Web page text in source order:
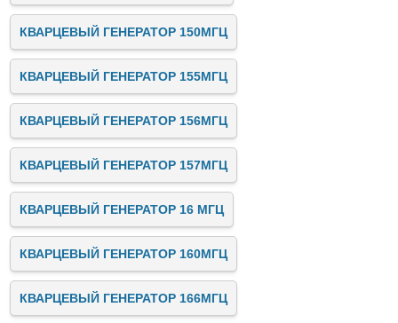
КВАРЦЕВЫЙ ГЕНЕРАТОР 150МГЦ
КВАРЦЕВЫЙ ГЕНЕРАТОР 155МГЦ
КВАРЦЕВЫЙ ГЕНЕРАТОР 156МГЦ
КВАРЦЕВЫЙ ГЕНЕРАТОР 157МГЦ
КВАРЦЕВЫЙ ГЕНЕРАТОР 16 МГЦ
КВАРЦЕВЫЙ ГЕНЕРАТОР 160МГЦ
КВАРЦЕВЫЙ ГЕНЕРАТОР 166МГЦ